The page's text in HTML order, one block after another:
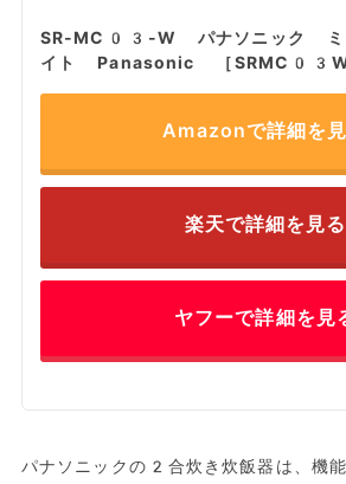
SR-MC03-W パナソニック ミ
イト Panasonic ［SRMC03W
Amazonで詳細を
楽天で詳細を見る
ヤフーで詳細を見
パナソニックの2合炊き炊飯器は、機能